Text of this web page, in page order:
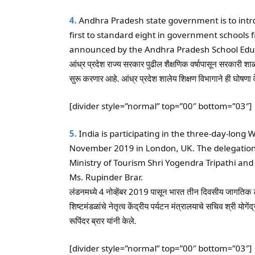
4. Andhra Pradesh state government is to
first to standard eight in government schools
announced by the Andhra Pradesh School
आंध्र प्रदेश राज्य सरकार पुढील शैक्षणिक वर्षापासून सरकारी
सुरू करणार आहे. आंध्र प्रदेश शालेय शिक्षण विभागाने ही घोषणा
[divider style=”normal” top=”00″ bottom=”03″]
5. India is participating in the three-day-long
November 2019 in London, UK. The
Ministry of Tourism Shri Yogendra Tripathi
Ms. Rupinder Brar.
लंडनमध्ये 4 नोव्हेंबर 2019 पासून भारत तीन दिवसीय
शिष्टमंडळांचे नेतृत्व केंद्रीय पर्यटन मंत्रालयाचे सचिव श्री
रूपिंदर ब्रार यांनी केले.
[divider style=”normal” top=”00″ bottom=”03″]